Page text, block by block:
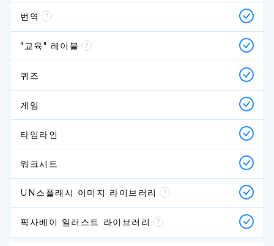
번역
"교육" 레이블
퀴즈
게임
타임라인
워크시트
UN스플래시 이미지 라이브러리
픽사베이 일러스트 라이브러리